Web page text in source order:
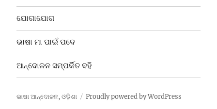
ଯୋଗାଯୋଗ
ଭାଷା ମା ପାଇଁ ପଦେ
ଆନ୍ଦୋଳନ ସମ୍ପର୍କିତ ବହି
ଭାଷା ଆନ୍ଦୋଳନ, ଓଡ଼ିଶା Proudly powered by WordPress